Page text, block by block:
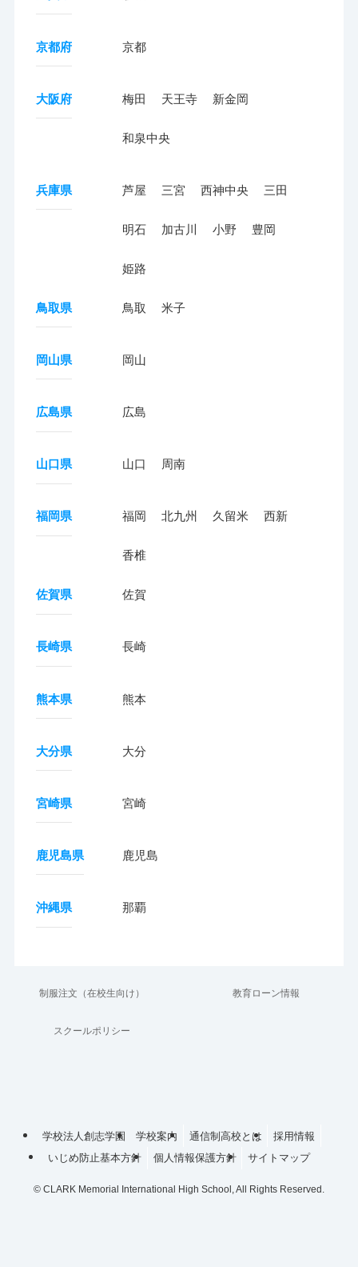
京都府 京都
大阪府 梅田 天王寺 新金岡
和泉中央
兵庫県 芦屋 三宮 西神中央 三田
明石 加古川 小野 豊岡
姫路
鳥取県 鳥取 米子
岡山県 岡山
広島県 広島
山口県 山口 周南
福岡県 福岡 北九州 久留米 西新
香椎
佐賀県 佐賀
長崎県 長崎
熊本県 熊本
大分県 大分
宮崎県 宮崎
鹿児島県 鹿児島
沖縄県 那覇
制服注文（在校生向け） 教育ローン情報
スクールポリシー
学校法人創志学園 学校案内 通信制高校とは
採用情報
いじめ防止基本方針
個人情報保護方針 サイトマップ
© CLARK Memorial International High School, All Rights Reserved.